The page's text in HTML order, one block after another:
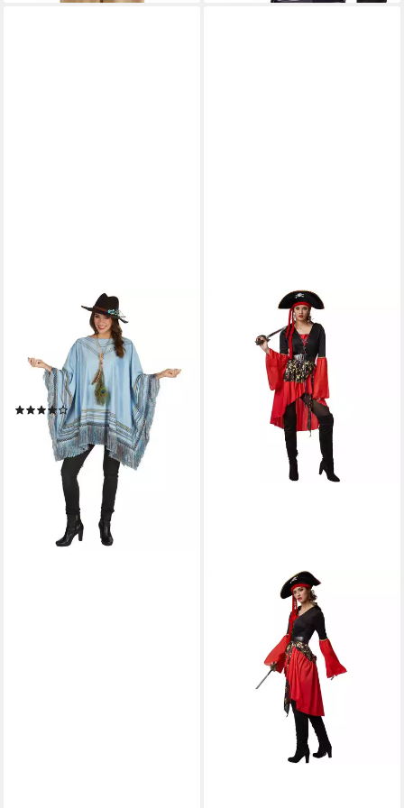
METAMORPH
Cowboy-Kostüm Poncho -
Fasching Karnevalskostüm
Herren Damen, Weckt den
Mex in Dir!
(6)
29,99 € UVP39,99 €
lieferbar - in 2-3 Werktagen bei dir